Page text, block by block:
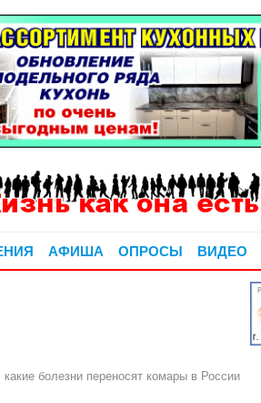
АФИША ОПРОСЫ ВИДЕО
какие болезни переносят комары в России